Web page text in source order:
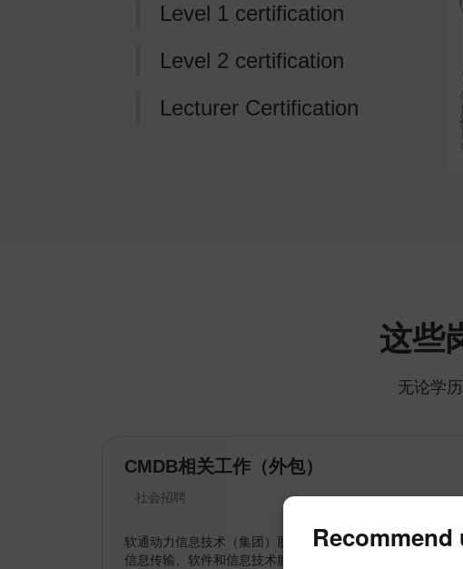
Level 1 certification
Level 2 certification
Lecturer Certification
这些
无论学
CMDB相关工作（外包）
社会招聘
软通动力信息技术（集团）股份有限公司
信息传输、软件和信息技术服务业